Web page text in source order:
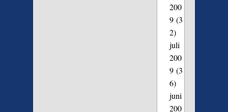
200
9(3
2)
juli
200
9(3
6)
juni
200